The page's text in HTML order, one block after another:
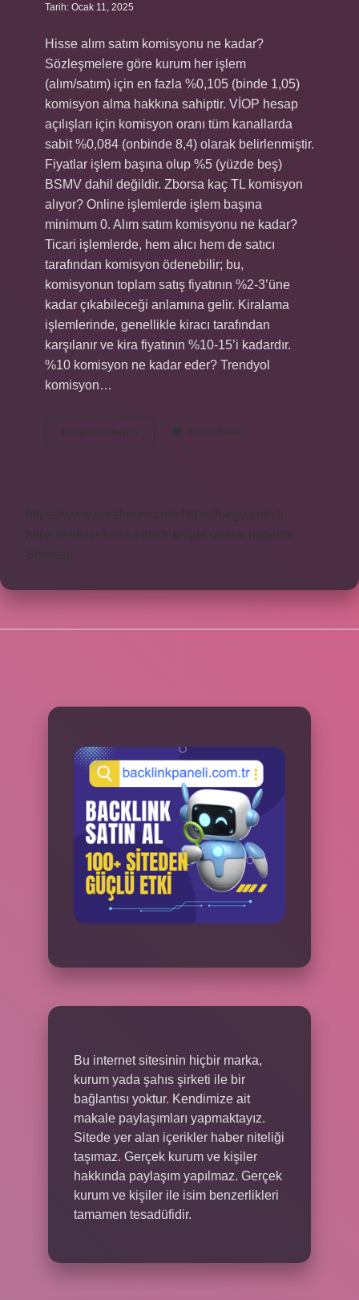
Tarih: Ocak 11, 2025
Hisse alım satım komisyonu ne kadar?
Sözleşmelere göre kurum her işlem
(alım/satım) için en fazla %0,105 (binde 1,05)
komisyon alma hakkına sahiptir. VİOP hesap
açılışları için komisyon oranı tüm kanallarda
sabit %0,084 (onbinde 8,4) olarak belirlenmiştir.
Fiyatlar işlem başına olup %5 (yüzde beş)
BSMV dahil değildir. Zborsa kaç TL komisyon
alıyor? Online işlemlerde işlem başına
minimum 0. Alım satım komisyonu ne kadar?
Ticari işlemlerde, hem alıcı hem de satıcı
tarafından komisyon ödenebilir; bu,
komisyonun toplam satış fiyatının %2-3’üne
kadar çıkabileceği anlamına gelir. Kiralama
işlemlerinde, genellikle kiracı tarafından
karşılanır ve kira fiyatının %10-15’i kadardır.
%10 komisyon ne kadar eder? Trendyol
komisyon…
Devamını okuyun
Yüzde
Yorum Bırak
https://www.seraforum.com
https://begu.com.tr
https://elifcicekcilik.com.tr
knight online
nttgame
Bu internet sitesinin hiçbir marka,
kurum yada şahıs şirketi ile bir
bağlantısı yoktur. Kendimize ait
makale paylaşımları yapmaktayız.
Sitede yer alan içerikler haber niteliği
taşımaz. Gerçek kurum ve kişiler
hakkında paylaşım yapılmaz. Gerçek
kurum ve kişiler ile isim benzerlikleri
tamamen tesadüfidir.